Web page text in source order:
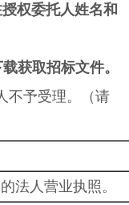
权委托人姓名和
载获取招标文件。
不予受理。（请
法人营业执照。